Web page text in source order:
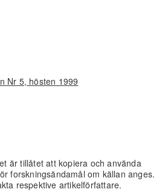
Nr 5, hösten 1999
är tillåtet att kopiera och använda
forskningsändamål om källan anges.
respektive artikelförfattare.